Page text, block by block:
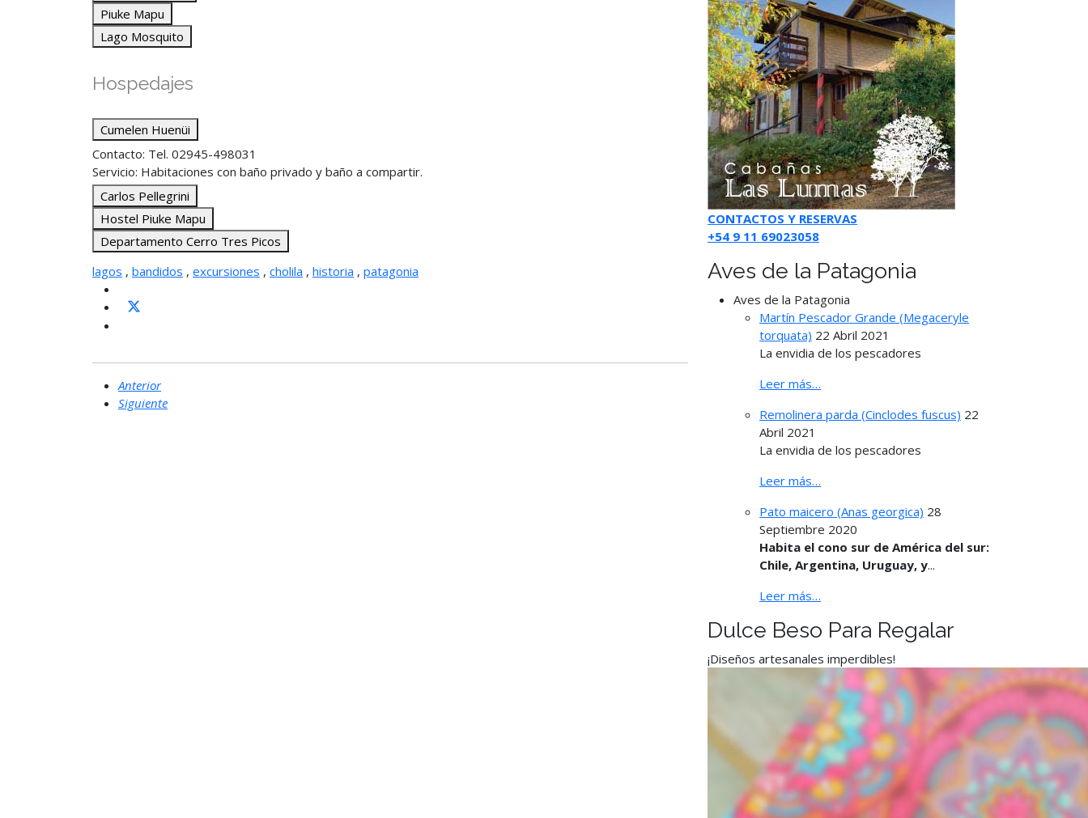
Piuke Mapu
Lago Mosquito
Hospedajes
Cumelen Huenüi
Contacto: Tel. 02945-498031
Servicio: Habitaciones con baño privado y baño a compartir.
Carlos Pellegrini
Hostel Piuke Mapu
Departamento Cerro Tres Picos
lagos , bandidos , excursiones , cholila , historia , patagonia
Anterior
Siguiente
CONTACTOS Y RESERVAS
+54 9 11 69023058
Aves de la Patagonia
Aves de la Patagonia
Martín Pescador Grande (Megaceryle
torquata) 22 Abril 2021
La envidia de los pescadores
Leer más…
Remolinera parda (Cinclodes fuscus) 22
Abril 2021
La envidia de los pescadores
Leer más…
Pato maicero (Anas georgica) 28
Septiembre 2020
Habita el cono sur de América del sur:
Chile, Argentina, Uruguay, y...
Leer más…
Dulce Beso Para Regalar
¡Diseños artesanales imperdibles!